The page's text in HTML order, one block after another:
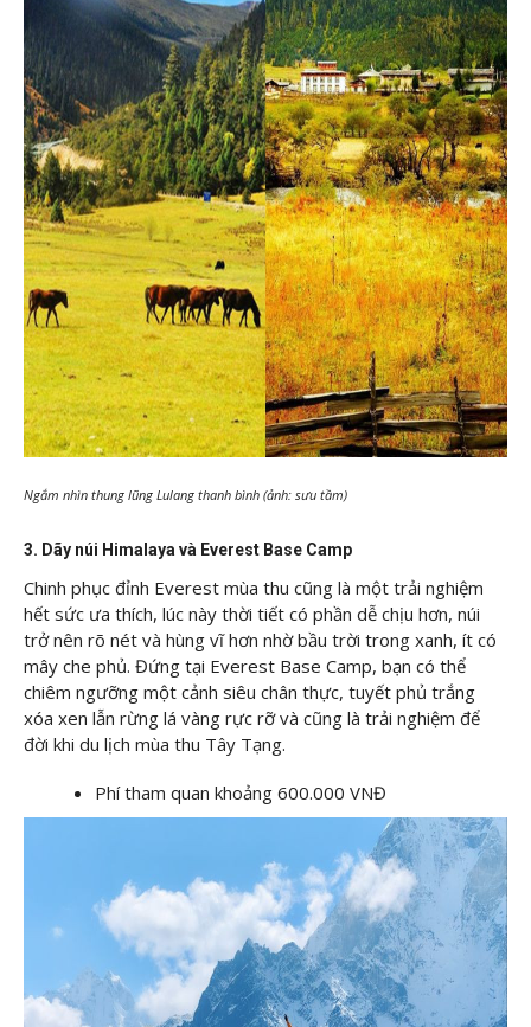
Ngắm nhìn thung lũng Lulang thanh bình (ảnh: sưu tầm)
3. Dãy núi Himalaya và Everest Base Camp
Chinh phục đỉnh Everest mùa thu cũng là một trải nghiệm
hết sức ưa thích, lúc này thời tiết có phần dễ chịu hơn, núi
trở nên rõ nét và hùng vĩ hơn nhờ bầu trời trong xanh, ít có
mây che phủ. Đứng tại Everest Base Camp, bạn có thể
chiêm ngưỡng một cảnh siêu chân thực, tuyết phủ trắng
xóa xen lẫn rừng lá vàng rực rỡ và cũng là trải nghiệm để
đời khi du lịch mùa thu Tây Tạng.
Phí tham quan khoảng 600.000 VNĐ